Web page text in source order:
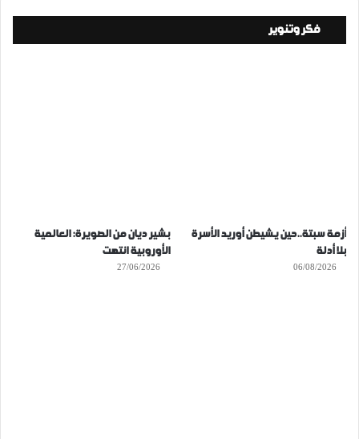
فكر وتنوير
أزمة سبتة..حين يشيطن أوريد الأسرة
بلا أدلة
06/08/2026
بشير ديان من الصويرة: العالمية
الأوروبية انتهت
27/06/2026